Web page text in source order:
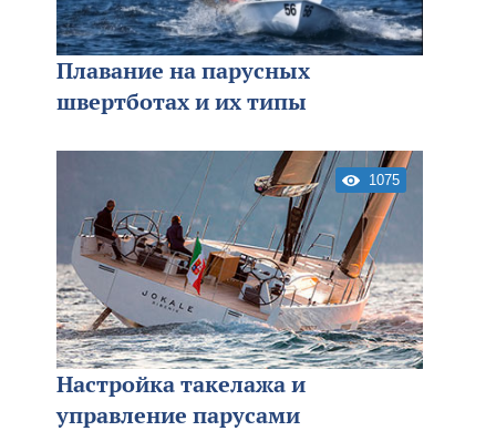
Плавание на парусных
швертботах и их типы
1075
Настройка такелажа и
управление парусами